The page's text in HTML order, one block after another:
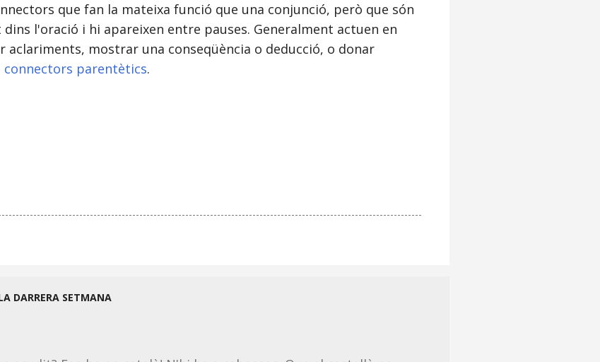
que fan la mateixa funció que una conjunció, però que són
l'oració i hi apareixen entre pauses. Generalment actuen en
aclariments, mostrar una conseqüència o deducció, o donar
connectors parentètics.
DARRERA SETMANA